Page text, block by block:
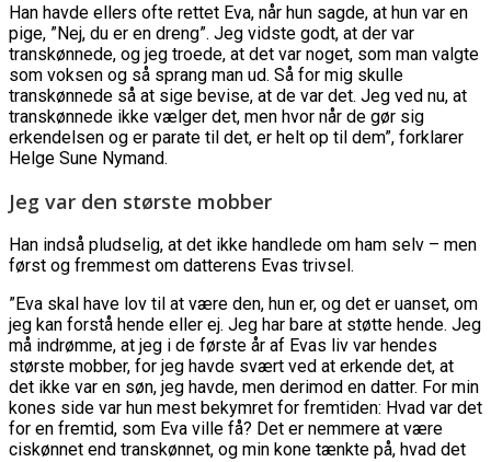
Han havde ellers ofte rettet Eva, når hun sagde, at hun var en
pige, ”Nej, du er en dreng”. Jeg vidste godt, at der var
transkønnede, og jeg troede, at det var noget, som man valgte
som voksen og så sprang man ud. Så for mig skulle
transkønnede så at sige bevise, at de var det. Jeg ved nu, at
transkønnede ikke vælger det, men hvor når de gør sig
erkendelsen og er parate til det, er helt op til dem”, forklarer
Helge Sune Nymand.
Jeg var den største mobber
Han indså pludselig, at det ikke handlede om ham selv – men
først og fremmest om datterens Evas trivsel.
”Eva skal have lov til at være den, hun er, og det er uanset, om
jeg kan forstå hende eller ej. Jeg har bare at støtte hende. Jeg
må indrømme, at jeg i de første år af Evas liv var hendes
største mobber, for jeg havde svært ved at erkende det, at
det ikke var en søn, jeg havde, men derimod en datter. For min
kones side var hun mest bekymret for fremtiden: Hvad var det
for en fremtid, som Eva ville få? Det er nemmere at være
ciskønnet end transkønnet, og min kone tænkte på, hvad det